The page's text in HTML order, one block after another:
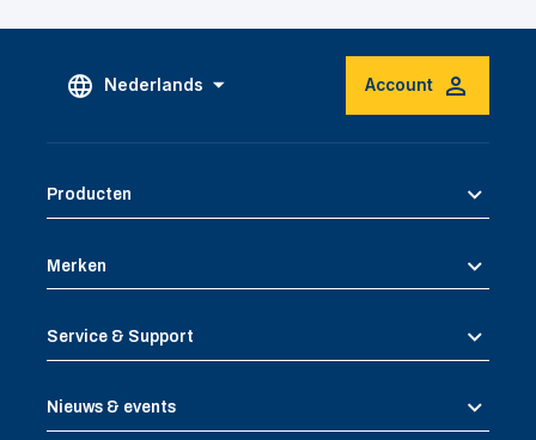
Nederlands Account
Producten
Merken
Service & Support
Nieuws & events